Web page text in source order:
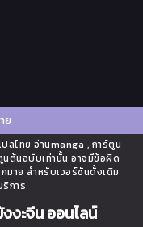
ย
ลไทย อ่านmanga , การ์ตูน
ต้นฉบับเท่านั้น อาจมีข้อผิด
มาย สำหรับเวอร์ชันดั้งเดิม
การ
งะจีน ออนไลน์